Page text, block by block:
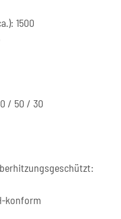
1500
/ 50 / 30
konform